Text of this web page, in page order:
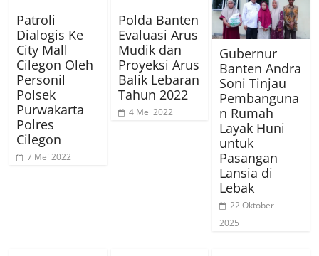
Patroli
Dialogis Ke
City Mall
Cilegon Oleh
Personil
Polsek
Purwakarta
Polres
Cilegon
7 Mei 2022
Polda Banten
Evaluasi Arus
Mudik dan
Proyeksi Arus
Balik Lebaran
Tahun 2022
4 Mei 2022
Gubernur
Banten Andra
Soni Tinjau
Pembanguna
n Rumah
Layak Huni
untuk
Pasangan
Lansia di
Lebak
22 Oktober
2025